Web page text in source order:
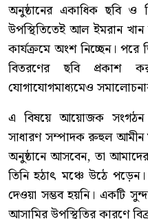
অনুষ্ঠানের একাধিক ছবি ও
উপস্থিতিতেই আল ইমরান খান
কার্যক্রমে অংশ নিচ্ছেন।
বিতরণের ছবি প্রকাশ
যোগাযোগমাধ্যমেও
এ বিষয়ে আয়োজক সংগঠন
সাধারণ সম্পাদক রুহুল আমীন
অনুষ্ঠানে আসবেন, তা
তিনি হঠাৎ মঞ্চে উঠে
দেওয়া সম্ভব হয়নি। একটি
আসামির উপস্থিতির কারণে